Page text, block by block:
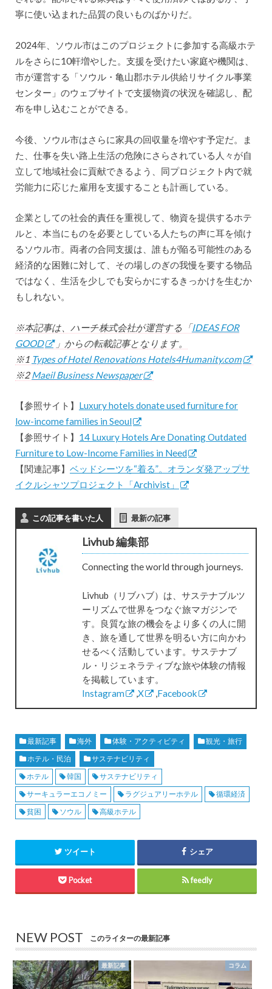
寧に使い込まれた品質の良いものばかりだ。
2024年、ソウル市はこのプロジェクトに参加する高級ホテ
ルをさらに10軒増やした。支援を受けたい家庭や機関は、
市が運営する「ソウル・亀山郡ホテル供給リサイクル事業
センター」のウェブサイトで支援物資の状況を確認し、配
布を申し込むことができる。
今後、ソウル市はさらに家具の回収量を増やす予定だ。ま
た、仕事を失い路上生活の危険にさらされている人々が自
立して地域社会に貢献できるよう、同プロジェクト内で就
労能力に応じた雇用を支援することも計画している。
企業としての社会的責任を重視して、物資を提供するホテ
ルと、本当にものを必要としている人たちの声に耳を傾け
るソウル市。両者の合同支援は、誰もが陥る可能性のある
経済的な困難に対して、その場しのぎの我慢を要する物品
ではなく、生活を少しでも安らかにするきっかけを生むか
もしれない。
※本記事は、ハーチ株式会社が運営する「IDEAS FOR
GOOD
」からの転載記事となります。
※1 Types of Hotel Renovations Hotels4Humanity.com
※2Maeil Business Newspaper
【参照サイト】 Luxury hotels donate used furniture for
low-income families in Seoul
【参照サイト】 14 Luxury Hotels Are Donating Outdated
Furniture to Low-Income Families in Need
【関連記事】 ベッドシーツを“着る”。オランダ発アップサ
イクルシャツプロジェクト「Archivist」
この記事を書いた人 最新の記事
Livhub 編集部
Connecting the world through journeys.
Livhub（リブハブ）は、サステナブルツ
ーリズムで世界をつなぐ旅マガジンで
す。良質な旅の機会をより多くの人に開
き、旅を通して世界を明るい方に向かわ
せるべく活動しています。サステナブ
ル・リジェネラティブな旅や体験の情報
を掲載しています。
Instagram
,X ,Facebook
最新記事 海外 体験・アクティビティ
観光・旅行
ホテル・民泊
サステナビリティ
ホテル
韓国
サステナビリティ
サーキュラーエコノミー
ラグジュアリーホテル
循環経済
貧困
ソウル 高級ホテル
ツイート シェア
Pocket feedly
NEW POST このライターの最新記事
最新記事 コラム